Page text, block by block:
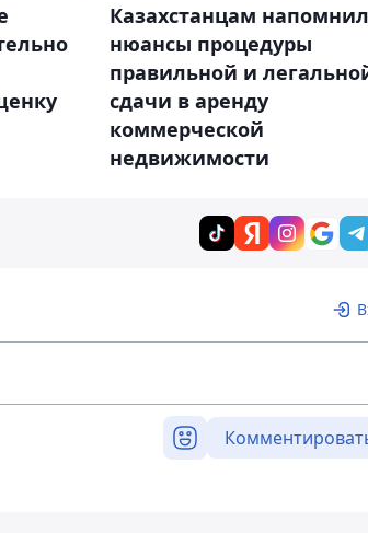
Казахстанцам
нюансы процедуры
правильной и
сдачи в аренду
коммерческой
недвижимости